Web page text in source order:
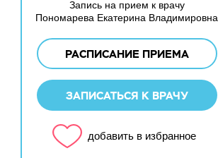
Запись на прием к врачу
Пономарева Екатерина Владимировна
РАСПИСАНИЕ ПРИЕМА
ЗАПИСАТЬСЯ К ВРАЧУ
добавить в избранное